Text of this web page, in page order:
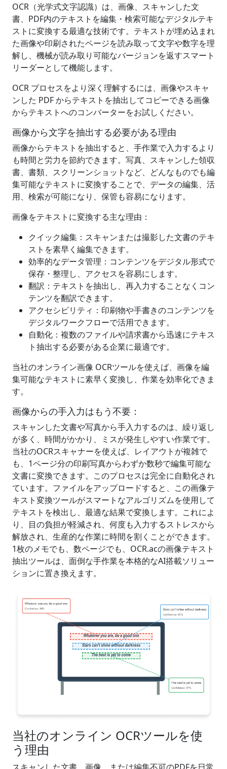
OCR（光学式文字認識）は、画像、スキャンした文
書、PDF内のテキストを編集・検索可能なデジタルテキ
ストに変換する最適な技術です。テキストが埋め込まれ
た画像や印刷されたページを読み取って文字や数字を理
解し、機械が読み取り可能なバージョンを返すスマート
リーダーとして機能します。
OCR プロセスをより深く理解するには、画像やスキャ
ンした PDF からテキストを抽出してコピーできる画像
からテキストへのコンバーターをお試しください。
画像から文字を抽出する必要がある理由
画像からテキストを抽出すると、手作業で入力するより
も時間と労力を節約できます。写真、スキャンした領収
書、書類、スクリーンショットなど、どんなものでも編
集可能なテキストに変換することで、データの編集、活
用、検索が可能になり、保管も容易になります。
画像をテキストに変換する主な理由：
クイック編集：スキャンまたは撮影した文書のテキ
ストを素早く編集できます。
効率的なデータ管理：コンテンツをデジタル形式で
保存・整理し、アクセスを容易にします。
翻訳：テキストを抽出し、再入力することなくコン
テンツを翻訳できます。
アクセシビリティ：印刷物や手書きのコンテンツを
デジタルワークフローで活用できます。
自動化：複数のファイルや請求書から迅速にテキス
ト抽出する必要がある企業に最適です。
当社のオンライン画像 OCRツールを使えば、画像を編
集可能なテキストに素早く変換し、作業を効率化できま
す。
画像からの手入力はもう不要：
スキャンした文書や写真から手入力するのは、繰り返し
が多く、時間がかかり、ミスが発生しやすい作業です。
当社のOCRスキャナーを使えば、レイアウトが複雑で
も、1ページ分の印刷写真からわずか数秒で編集可能な
文書に変換できます。このプロセスは完全に自動化され
ています。ファイルをアップロードすると、この画像テ
キスト変換ツールがスマートなアルゴリズムを使用して
テキストを検出し、最適な結果で変換します。これによ
り、目の負担が軽減され、何度も入力するストレスから
解放され、生産的な作業に時間を割くことができます。
1枚のメモでも、数ページでも、OCR.acの画像テキスト
抽出ツールは、面倒な手作業を本格的なAI搭載ソリュー
ションに置き換えます。
当社のオンライン OCRツールを使
う理由